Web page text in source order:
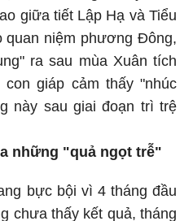
giữa tiết Lập Hạ và Tiểu
niệm phương Đông,
ra sau mùa Xuân tích
giáp cảm thấy "nhúc
này sau giai đoạn trì trệ
những "quả ngọt trễ"
bực bội vì 4 tháng đầu
chưa thấy kết quả, tháng